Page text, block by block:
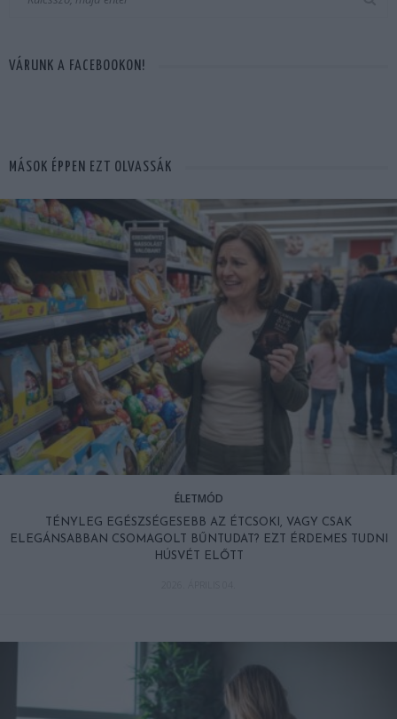
VÁRUNK A FACEBOOKON!
MÁSOK ÉPPEN EZT OLVASSÁK
ÉLETMÓD
TÉNYLEG EGÉSZSÉGESEBB AZ ÉTCSOKI, VAGY CSAK
ELEGÁNSABBAN CSOMAGOLT BŰNTUDAT? EZT ÉRDEMES TUDNI
HÚSVÉT ELŐTT